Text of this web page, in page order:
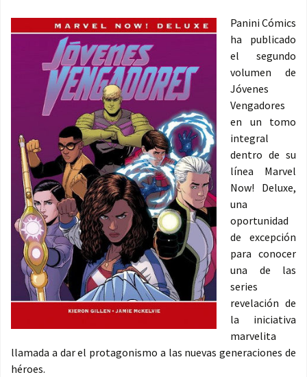
Panini Cómics
ha publicado
el segundo
volumen de
Jóvenes
Vengadores
en un tomo
integral
dentro de su
línea Marvel
Now! Deluxe,
una
oportunidad
de excepción
para conocer
una de las
series
revelación de
la iniciativa
marvelita
llamada a dar el protagonismo a las nuevas generaciones de
héroes.